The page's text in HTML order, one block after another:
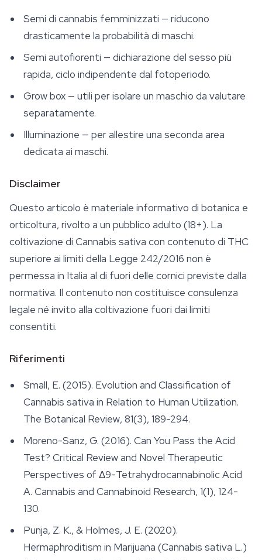
Semi di cannabis femminizzati — riducono
drasticamente la probabilità di maschi.
Semi autofiorenti — dichiarazione del sesso più
rapida, ciclo indipendente dal fotoperiodo.
Grow box — utili per isolare un maschio da valutare
separatamente.
Illuminazione — per allestire una seconda area
dedicata ai maschi.
Disclaimer
Questo articolo è materiale informativo di botanica e
orticoltura, rivolto a un pubblico adulto (18+). La
coltivazione di Cannabis sativa con contenuto di THC
superiore ai limiti della Legge 242/2016 non è
permessa in Italia al di fuori delle cornici previste dalla
normativa. Il contenuto non costituisce consulenza
legale né invito alla coltivazione fuori dai limiti
consentiti.
Riferimenti
Small, E. (2015). Evolution and Classification of
Cannabis sativa in Relation to Human Utilization.
The Botanical Review, 81(3), 189-294.
Moreno-Sanz, G. (2016). Can You Pass the Acid
Test? Critical Review and Novel Therapeutic
Perspectives of Δ9-Tetrahydrocannabinolic Acid
A. Cannabis and Cannabinoid Research, 1(1), 124-
130.
Punja, Z. K., & Holmes, J. E. (2020).
Hermaphroditism in Marijuana (Cannabis sativa L.)